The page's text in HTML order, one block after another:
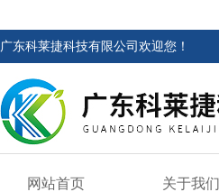
广东科莱捷科技有限公司欢迎您！
网站首页 关于我们